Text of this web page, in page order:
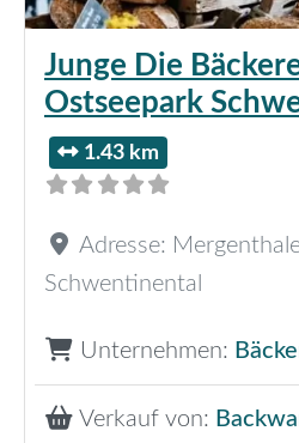
Junge Die
Ostseepark
1.43 km
Adresse:
Schwentinental
Unternehmen:
Verkauf von: